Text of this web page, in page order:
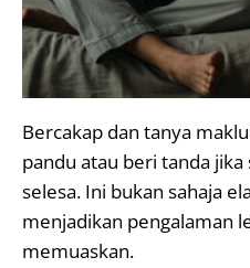
Bercakap dan tanya
pandu atau beri tanda
selesa. Ini bukan sahaja
menjadikan pengalaman
memuaskan.